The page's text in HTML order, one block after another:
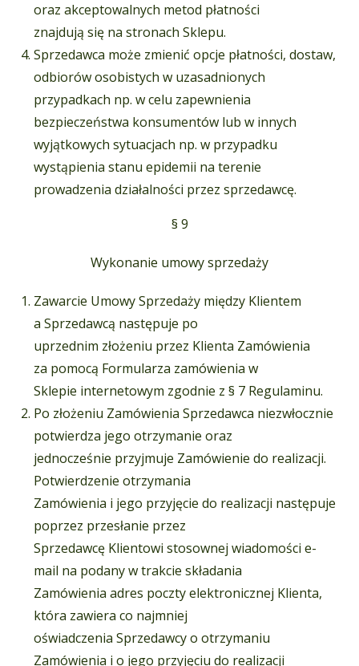
oraz akceptowalnych metod płatności
znajdują się na stronach Sklepu.
Sprzedawca może zmienić opcje płatności, dostaw,
odbiorów osobistych w uzasadnionych
przypadkach np. w celu zapewnienia
bezpieczeństwa konsumentów lub w innych
wyjątkowych sytuacjach np. w przypadku
wystąpienia stanu epidemii na terenie
prowadzenia działalności przez sprzedawcę.
§ 9
Wykonanie umowy sprzedaży
Zawarcie Umowy Sprzedaży między Klientem
a Sprzedawcą następuje po
uprzednim złożeniu przez Klienta Zamówienia
za pomocą Formularza zamówienia w
Sklepie internetowym zgodnie z § 7 Regulaminu.
Po złożeniu Zamówienia Sprzedawca niezwłocznie
potwierdza jego otrzymanie oraz
jednocześnie przyjmuje Zamówienie do realizacji.
Potwierdzenie otrzymania
Zamówienia i jego przyjęcie do realizacji następuje
poprzez przesłanie przez
Sprzedawcę Klientowi stosownej wiadomości e-
mail na podany w trakcie składania
Zamówienia adres poczty elektronicznej Klienta,
która zawiera co najmniej
oświadczenia Sprzedawcy o otrzymaniu
Zamówienia i o jego przyjęciu do realizacji